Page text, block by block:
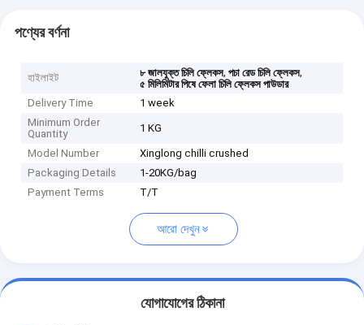
পণ্যের বর্ণনা
হাইলাইট ৮ জালযুক্ত চিলি ফ্লেকস,পচা রেড চিলি ফ্লেকস,
৫ মিলিমিটার পিষে ফেলা চিলি ফ্লেকস পাউডার
Delivery Time
1 week
Minimum Order
Quantity
1 KG
Model Number
Xinglong chilli crushed
Packaging Details
1-20KG/bag
Payment Terms
T/T
আরো দেখুন
যোগাযোগের ঠিকানা